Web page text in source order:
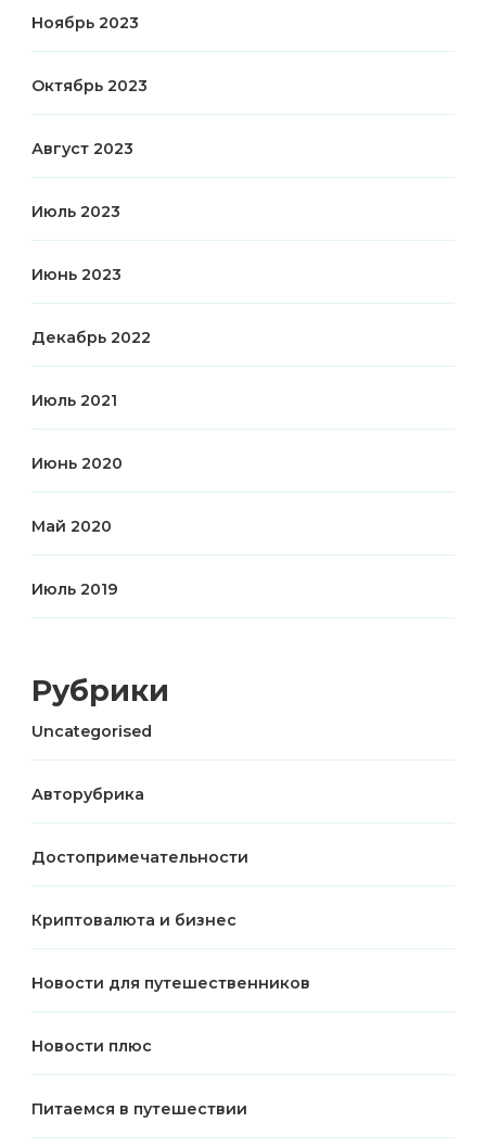
Ноябрь 2023
Октябрь 2023
Август 2023
Июль 2023
Июнь 2023
Декабрь 2022
Июль 2021
Июнь 2020
Май 2020
Июль 2019
Рубрики
Uncategorised
Авторубрика
Достопримечательности
Криптовалюта и бизнес
Новости для путешественников
Новости плюс
Питаемся в путешествии